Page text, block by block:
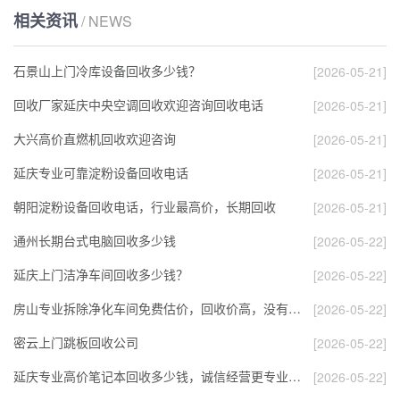
相关资讯/ NEWS
石景山上门冷库设备回收多少钱？
[2026-05-21]
回收厂家延庆中央空调回收欢迎咨询回收电话
[2026-05-21]
大兴高价直燃机回收欢迎咨询
[2026-05-21]
延庆专业可靠淀粉设备回收电话
[2026-05-21]
朝阳淀粉设备回收电话，行业最高价，长期回收
[2026-05-21]
通州长期台式电脑回收多少钱
[2026-05-22]
延庆上门洁净车间回收多少钱？
[2026-05-22]
房山专业拆除净化车间免费估价，回收价高，没有…
[2026-05-22]
密云上门跳板回收公司
[2026-05-22]
延庆专业高价笔记本回收多少钱，诚信经营更专业…
[2026-05-22]